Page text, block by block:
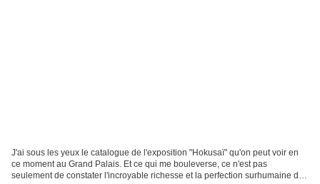
J'ai sous les yeux le catalogue de l'exposition "Hokusaï" qu'on peut voir en
ce moment au Grand Palais. Et ce qui me bouleverse, ce n'est pas
seulement de constater l'incroyable richesse et la perfection surhumaine de